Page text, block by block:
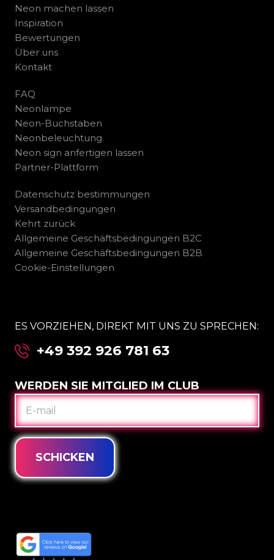
Neon machen lassen
Inspiration
Bewertungen
Über uns
Kontakt
FAQ
Neonlampe
Neon-Buchstaben
Neonbeleuchtung
Neon sign anfertigen lassen
Partner-Plattform
Datenschutz bestimmungen
Versandbedingungen
Kehrt zurück
Allgemeine Geschäftsbedingungen B2C
Allgemeine Geschäftsbedingungen B2B
Cookie-Einstellungen
ES VORZIEHEN, DIREKT MIT UNS ZU SPRECHEN:
+49 392 926 781 63
WERDEN SIE MITGLIED IM CLUB
E-
MAIL
SCHICKEN